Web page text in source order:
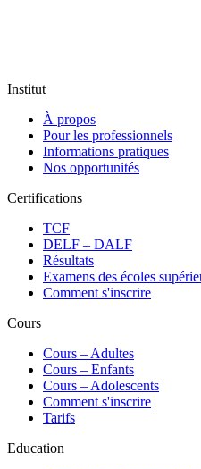
Institut
À propos
Pour les professionnels
Informations pratiques
Nos opportunités
Certifications
TCF
DELF – DALF
Résultats
Examens des écoles
Comment s'inscrire
Cours
Сours – Adultes
Cours – Enfants
Cours – Adolescents
Comment s'inscrire
Tarifs
Education